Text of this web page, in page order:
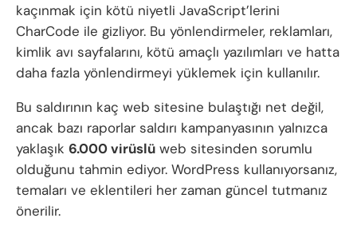
kaçınmak için kötü niyetli JavaScript’lerini
CharCode ile gizliyor. Bu yönlendirmeler, reklamları,
kimlik avı sayfalarını, kötü amaçlı yazılımları ve hatta
daha fazla yönlendirmeyi yüklemek için kullanılır.
Bu saldırının kaç web sitesine bulaştığı net değil,
ancak bazı raporlar saldırı kampanyasının yalnızca
yaklaşık 6.000 virüslü web sitesinden sorumlu
olduğunu tahmin ediyor. WordPress kullanıyorsanız,
temaları ve eklentileri her zaman güncel tutmanız
önerilir.